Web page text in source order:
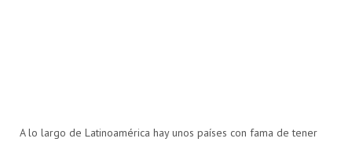
A lo largo de Latinoamérica hay unos países con fama de tener